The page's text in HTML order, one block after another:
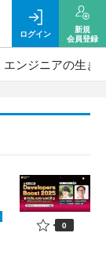
ログイン
新規
会員登録
エンジニアの生き
0